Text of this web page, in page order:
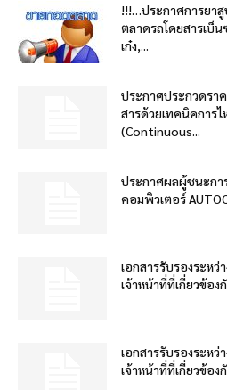
!!!…ประกาศการยา
ตลาดรถโดยสารเบ็
เก๋ง,...
ประกาศประกวดรา
สารด้วยเทคนิคการ
(Continuous...
ประกาศผลผู้ชนะกา
คอมพิวเตอร์
เอกสารรับรองระหว่
เจ้าหน้าที่ที่เกี่ยวข้อ
เอกสารรับรองระหว่
เจ้าหน้าที่ที่เกี่ยวข้อ